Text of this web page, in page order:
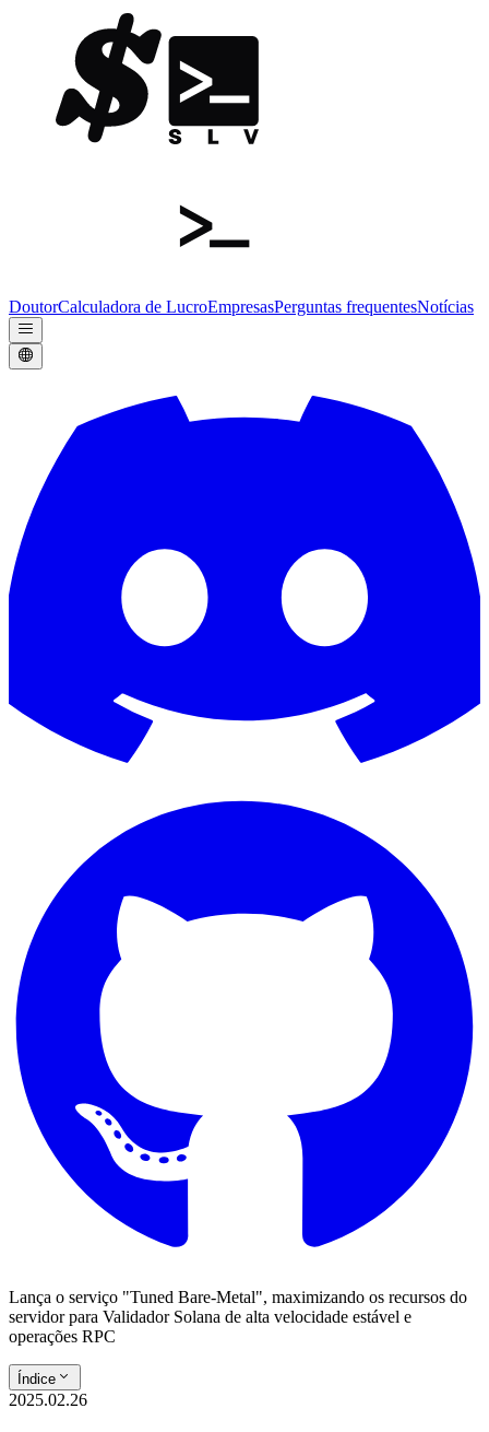
DoutorCalculadora de LucroEmpresasPerguntas frequentesNotícias
Lança o serviço "Tuned Bare-Metal", maximizando os recursos do
servidor para Validador Solana de alta velocidade estável e
operações RPC
Índice
2025.02.26